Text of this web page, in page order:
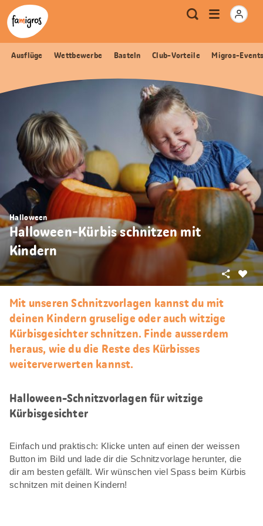
Sprungmarken
Navigation
Header
Logo
Meta
Navigation
Suche
Menu
öffnen
Ausflüge Wettbewerbe Basteln Club-Vorteile Migros-
Halloween
Halloween-Kürbis schnitzen mit
Kindern
Als
Teilen
Mit unseren Schnitzvorlagen kannst du mit
deinen Kindern gruselige oder auch witzige
Kürbisgesichter schnitzen. Finde ausserdem
heraus, wie du die Reste des Kürbisses
weiterverwerten kannst.
Halloween-Schnitzvorlagen für witzige
Kürbisgesichter
Einfach und praktisch: Klicke unten auf einen der weissen
Button im Bild und lade dir die Schnitzvorlage herunter, die
dir am besten gefällt. Wir wünschen viel Spass beim Kürbis
schnitzen mit deinen Kindern!